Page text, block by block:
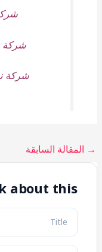
شركة
شركة
→ المقالة السابقة
about this